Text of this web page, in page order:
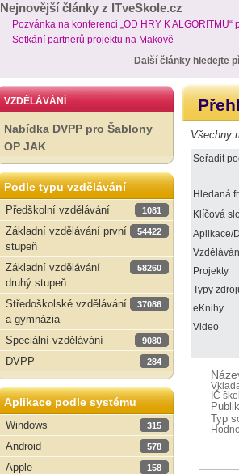
Nejnovější články z ITveSkole.cz
Pozvánka na konferenci „OD HRY K ALGORITMU“
Setkání partnerů projektu na Makově
Další články hledejte
VZDĚLÁVÁNÍ
Nabídka DVPP pro Šablony
OP JAK
Podle typu vzdělávání
Předškolní vzdělávání
1081
Základní vzdělávání první
stupeň
54422
Základní vzdělávání
druhý stupeň
58260
Středoškolské vzdělávání
a gymnázia
37086
Speciální vzdělávání 9080
DVPP 284
Aplikace podle systému
Windows
315
Android 578
Apple 158
Všechny
Seřadit
Hledaná
Klíčová
Aplikace/
Projekty
Typy
eKnihy
Video
IČ
Typ